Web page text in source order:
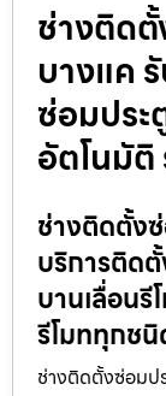
ช่างติด
บางแค
ซ่อมประ
อัตโนมัติ
ช่างติดตั้ง
บริการติดตั้
บานเลื่อนรี
รีโมททุกช
ช่างติดตั้งซ่อมป